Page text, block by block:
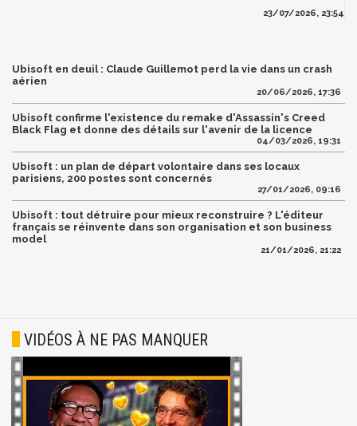
23/07/2026, 23:54
Ubisoft en deuil : Claude Guillemot perd la vie dans un crash
aérien
20/06/2026, 17:36
Ubisoft confirme l'existence du remake d'Assassin's Creed
Black Flag et donne des détails sur l'avenir de la licence
04/03/2026, 19:31
Ubisoft : un plan de départ volontaire dans ses locaux
parisiens, 200 postes sont concernés
27/01/2026, 09:16
Ubisoft : tout détruire pour mieux reconstruire ? L'éditeur
français se réinvente dans son organisation et son business
model
21/01/2026, 21:22
VIDÉOS À NE PAS MANQUER